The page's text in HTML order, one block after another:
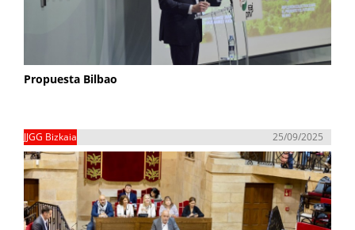
Propuesta Bilbao
JJGG Bizkaia 25/09/2025